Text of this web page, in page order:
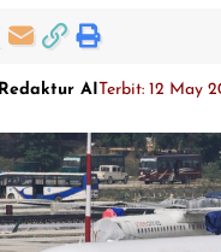
Redaktur AITerbit: 12 May